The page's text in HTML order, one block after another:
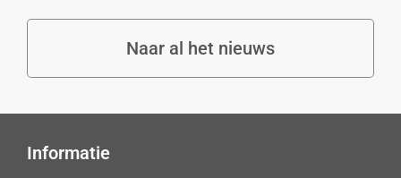
Naar al het nieuws
Informatie